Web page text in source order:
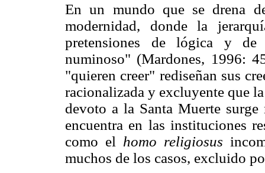
En un mundo que se drena
modernidad, donde la
pretensiones de lógica y de
numinoso" (Mardones, 1996:
"quieren creer" rediseñan sus
racionalizada y excluyente que
devoto a la Santa Muerte
encuentra en las instituciones
como el homo religiosus
muchos de los casos, excluido